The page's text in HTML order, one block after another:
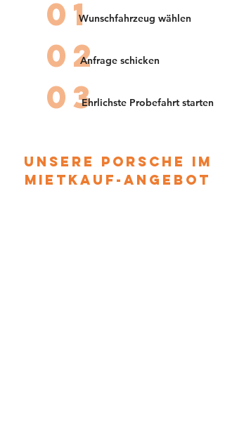
01Wunschfahrzeug wählen
02Anfrage schicken
03Ehrlichste Probefahrt starten
unsere porsche im
mietkauf-angebot